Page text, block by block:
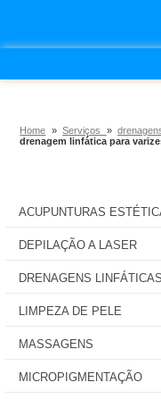
Home »Serviços »
drenagem linfática para
ACUPUNTURAS
DEPILAÇÃO A LASER
DRENAGENS LINFÁTICAS
LIMPEZA DE PELE
MASSAGENS
MICROPIGMENTAÇÃO